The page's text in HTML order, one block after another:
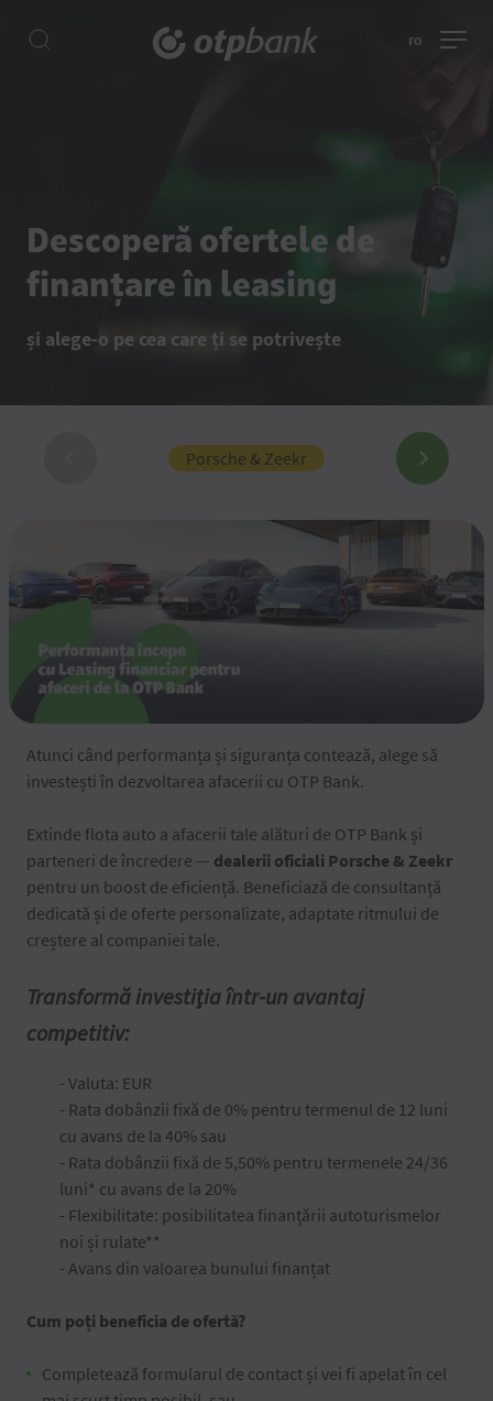
ro
Descoperă ofertele de
finanțare în leasing
și alege-o pe cea care ți se potrivește
Porsche & Zeekr
Atunci când performanța și siguranța contează, alege să
investești în dezvoltarea afacerii cu OTP Bank.
Extinde flota auto a afacerii tale alături de OTP Bank și
parteneri de încredere — dealerii oficiali Porsche & Zeekr
pentru un boost de eficiență. Beneficiază de consultanță
dedicată și de oferte personalizate, adaptate ritmului de
creștere al companiei tale.
Transformă investiția într-un avantaj
competitiv:
- Valuta: EUR
- Rata dobânzii fixă de 0% pentru termenul de 12 luni
cu avans de la 40% sau
- Rata dobânzii fixă de 5,50% pentru termenele 24/36
luni* cu avans de la 20%
- Flexibilitate: posibilitatea finanțării autoturismelor
noi și rulate**
- Avans din valoarea bunului finanțat
Cum poți beneficia de ofertă?
Completează formularul de contact și vei fi apelat în cel